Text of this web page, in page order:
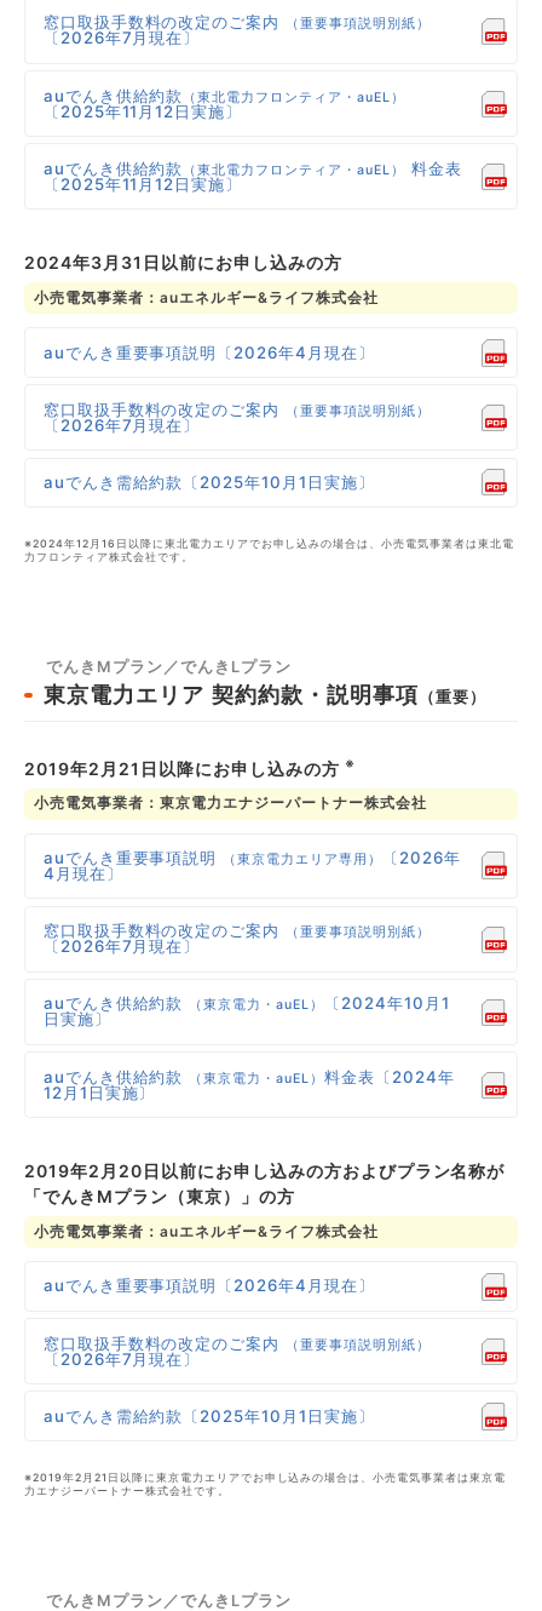
窓口取扱手数料の改定のご案内 （重要事項説明別紙）
〔2026年7月現在〕
auでんき供給約款 （東北電力フロンティア・auEL）
〔2025年11月12日実施〕
auでんき供給約款 （東北電力フロンティア・auEL）
料金表
〔2025年11月12日実施〕
2024年3月31日以前にお申し込みの方
小売電気事業者：auエネルギー&ライフ株式会社
auでんき重要事項説明〔2026年4月現在〕
窓口取扱手数料の改定のご案内 （重要事項説明別紙）
〔2026年7月現在〕
auでんき需給約款〔2025年10月1日実施〕
※2024年12月16日以降に東北電力エリアでお申し込みの場合は、小売電気事業者は東北電
力フロンティア株式会社です。
でんきMプラン／でんきLプラン
東京電力エリア契約約款・説明事項 （重要）
2019年2月21日以降にお申し込みの方 ※
小売電気事業者：東京電力エナジーパートナー株式会社
auでんき重要事項説明 （東京電力エリア専用）
〔2026年
4月現在〕
窓口取扱手数料の改定のご案内 （重要事項説明別紙）
〔2026年7月現在〕
auでんき供給約款 （東京電力・auEL）
〔2024年10月1
日実施〕
auでんき供給約款 （東京電力・auEL）料金表〔2024年
12月1日実施〕
2019年2月20日以前にお申し込みの方およびプラン名称が
「でんきMプラン（東京）」の方
小売電気事業者：auエネルギー&ライフ株式会社
auでんき重要事項説明〔2026年4月現在〕
窓口取扱手数料の改定のご案内 （重要事項説明別紙）
〔2026年7月現在〕
auでんき需給約款〔2025年10月1日実施〕
※2019年2月21日以降に東京電力エリアでお申し込みの場合は、小売電気事業者は東京電
力エナジーパートナー株式会社です。
でんきMプラン／でんきLプラン